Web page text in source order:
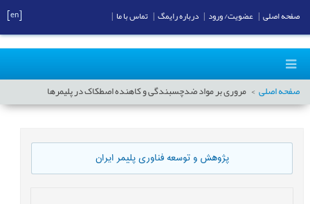
صفحه اصلی مروری بر مواد ضدچسبندگی و کاهنده اصطکاک در پلیمرها
پژوهش و توسعه فناوری پلیمر ایران
صفحه اصلی عضویت/ ورود درباره رایمگ تماس با ما